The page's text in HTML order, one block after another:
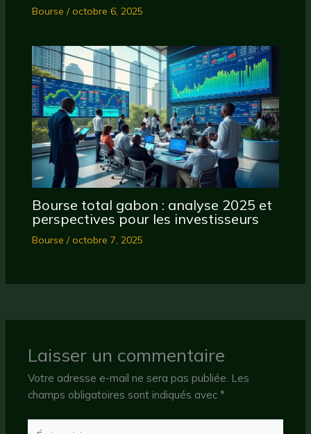
Bourse /octobre 6, 2025
Bourse total gabon : analyse 2025 et
perspectives pour les investisseurs
Bourse /octobre 7, 2025
Laisser un commentaire
Votre adresse e-mail ne sera pas publiée. Les
champs obligatoires sont indiqués avec*
Écrivez